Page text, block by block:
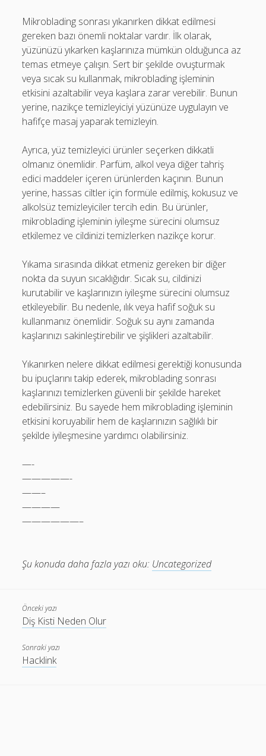
Mikroblading sonrası yıkanırken dikkat edilmesi
gereken bazı önemli noktalar vardır. İlk olarak,
yüzünüzü yıkarken kaşlarınıza mümkün olduğunca az
temas etmeye çalışın. Sert bir şekilde ovuşturmak
veya sıcak su kullanmak, mikroblading işleminin
etkisini azaltabilir veya kaşlara zarar verebilir. Bunun
yerine, nazikçe temizleyiciyi yüzünüze uygulayın ve
hafifçe masaj yaparak temizleyin.
Ayrıca, yüz temizleyici ürünler seçerken dikkatli
olmanız önemlidir. Parfüm, alkol veya diğer tahriş
edici maddeler içeren ürünlerden kaçının. Bunun
yerine, hassas ciltler için formüle edilmiş, kokusuz ve
alkolsüz temizleyiciler tercih edin. Bu ürünler,
mikroblading işleminin iyileşme sürecini olumsuz
etkilemez ve cildinizi temizlerken nazikçe korur.
Yıkama sırasında dikkat etmeniz gereken bir diğer
nokta da suyun sıcaklığıdır. Sıcak su, cildinizi
kurutabilir ve kaşlarınızın iyileşme sürecini olumsuz
etkileyebilir. Bu nedenle, ılık veya hafif soğuk su
kullanmanız önemlidir. Soğuk su aynı zamanda
kaşlarınızı sakinleştirebilir ve şişlikleri azaltabilir.
Yıkanırken nelere dikkat edilmesi gerektiği konusunda
bu ipuçlarını takip ederek, mikroblading sonrası
kaşlarınızı temizlerken güvenli bir şekilde hareket
edebilirsiniz. Bu sayede hem mikroblading işleminin
etkisini koruyabilir hem de kaşlarınızın sağlıklı bir
şekilde iyileşmesine yardımcı olabilirsiniz.
—-
—————-
——–
————
——————–
Şu konuda daha fazla yazı oku: Uncategorized
Önceki yazı
Diş Kisti Neden Olur
Sonraki yazı
Hacklink